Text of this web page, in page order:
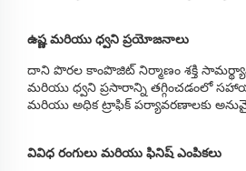
ఉష్ణ మరియు ధ్వని ప్రయోజనాలు
దాని పొరల కాంపొజిట్ నిర్మాణం శక్తి
మరియు ధ్వని ప్రసారాన్ని తగ్గించడంలో
మరియు అధిక ట్రాఫిక్ పర్యావరణాలకు
వివిధ రంగులు మరియు ఫినిష్ ఎంపికలు